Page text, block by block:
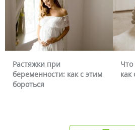
Растяжки при
беременности: как с этим
бороться
Что
как